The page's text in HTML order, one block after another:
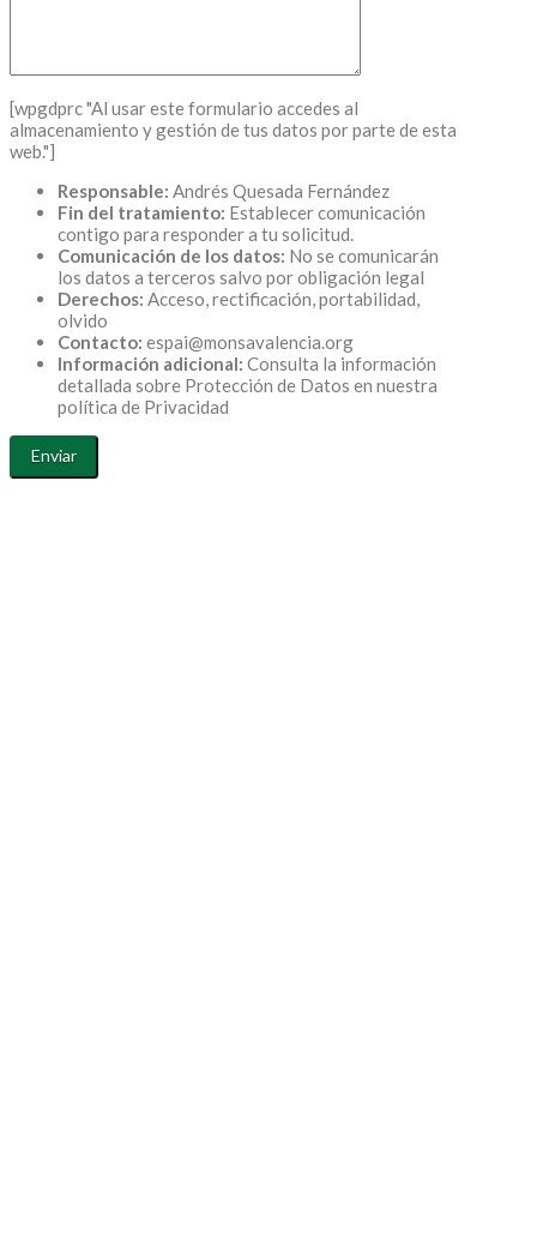
[wpgdprc "Al usar este formulario accedes al
almacenamiento y gestión de tus datos por parte de esta
web."]
Responsable: Andrés Quesada Fernández
Fin del tratamiento: Establecer comunicación
contigo para responder a tu solicitud.
Comunicación de los datos: No se comunicarán
los datos a terceros salvo por obligación legal
Derechos: Acceso, rectificación, portabilidad,
olvido
Contacto: espai@monsavalencia.org
Información adicional: Consulta la información
detallada sobre Protección de Datos en nuestra
política de Privacidad